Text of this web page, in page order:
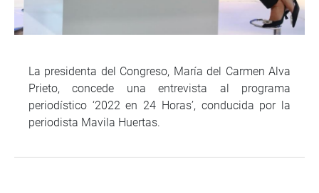
La presidenta del Congreso, María del Carmen Alva
Prieto, concede una entrevista al programa
periodístico ‘2022 en 24 Horas’, conducida por la
periodista Mavila Huertas.